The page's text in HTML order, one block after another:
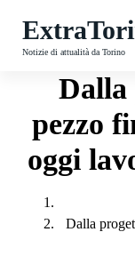
Notizie di attualità da Torino
Dalla
pezzo
oggi
Dalla